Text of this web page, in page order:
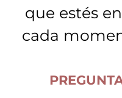
que estés
cada